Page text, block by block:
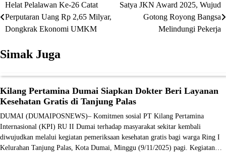
Navigasi
pos
Helat Pelalawan Ke-26 Catat
Perputaran Uang Rp 2,65 Milyar,
Dongkrak Ekonomi UMKM
Satya JKN Award 2025, Wujud
Gotong Royong Bangsa
Melindungi Pekerja
Simak Juga
Kilang Pertamina Dumai Siapkan Dokter Beri Layanan
Kesehatan Gratis di Tanjung Palas
DUMAI (DUMAIPOSNEWS)– Komitmen sosial PT Kilang Pertamina
Internasional (KPI) RU II Dumai terhadap masyarakat sekitar kembali
diwujudkan melalui kegiatan pemeriksaan kesehatan gratis bagi warga Ring I
Kelurahan Tanjung Palas, Kota Dumai, Minggu (9/11/2025) pagi. Kegiatan…